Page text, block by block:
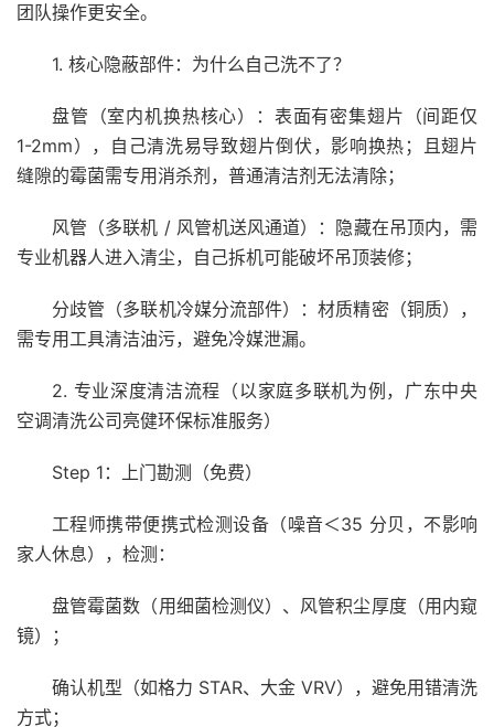
团队操作更安全。
1. 核心隐蔽部件：为什么自己洗不了？
盘管（室内机换热核心）：表面有密集翅片（间距仅
1-2mm），自己清洗易导致翅片倒伏，影响换热；且翅片
缝隙的霉菌需专用消杀剂，普通清洁剂无法清除；
风管（多联机 / 风管机送风通道）：隐藏在吊顶内，需
专业机器人进入清尘，自己拆机可能破坏吊顶装修；
分歧管（多联机冷媒分流部件）：材质精密（铜质），
需专用工具清洁油污，避免冷媒泄漏。
2. 专业深度清洁流程（以家庭多联机为例，广东中央
空调清洗公司亮健环保标准服务）
Step 1：上门勘测（免费）
工程师携带便携式检测设备（噪音＜35 分贝，不影响
家人休息），检测：
盘管霉菌数（用细菌检测仪）、风管积尘厚度（用内窥
镜）；
确认机型（如格力 STAR、大金 VRV），避免用错清洗
方式；